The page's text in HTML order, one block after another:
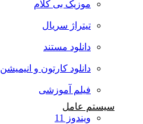
موزیک بی کلام
تیتراژ سریال
دانلود مستند
دانلود کارتون و انیمیشن
فیلم آموزشی
سیستم عامل
ویندوز 11